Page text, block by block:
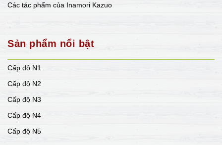
Các tác phẩm của Inamori Kazuo
Sản phẩm nổi bật
Cấp độ N1
Cấp độ N2
Cấp độ N3
Cấp độ N4
Cấp độ N5